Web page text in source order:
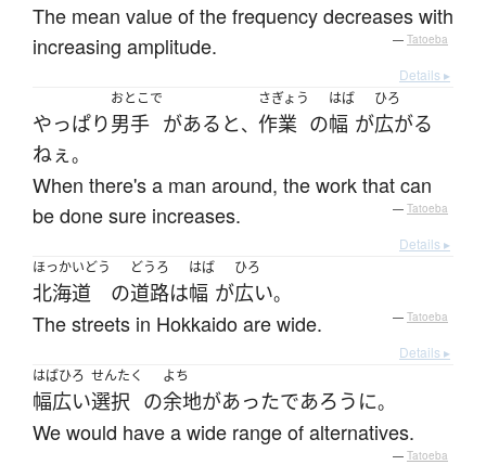
The mean value of the frequency decreases with
increasing amplitude.
— Tatoeba
Details ▸
やっぱり
おとこで
男手 がある と、
さぎょう
作業 の
はば
幅 が
ひろ
広がる
ねぇ。
When there's a man around, the work that can
be done sure increases.
— Tatoeba
Details ▸
ほっかいどう
北海道 の
どうろ
道路は
はば
幅 が
ひろ
広い。
The streets in Hokkaido are wide. — Tatoeba
Details ▸
はばひろ
幅広い
せんたく
選択 の
よち
余地があったであろう に。
We would have a wide range of alternatives.
— Tatoeba